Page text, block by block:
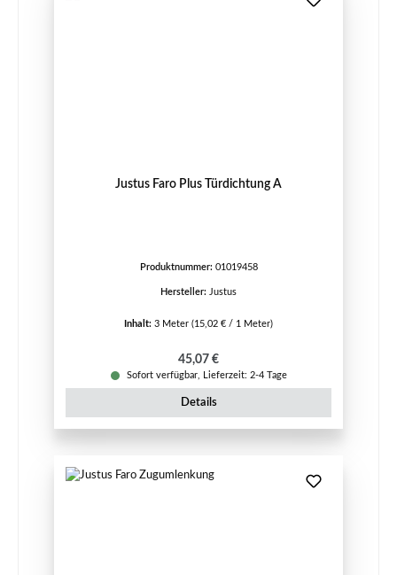
Justus Faro Plus Türdichtung A
Produktnummer: 01019458
Hersteller: Justus
Inhalt: 3 Meter (15,02 € / 1 Meter)
Regulärer Preis:
45,07 €
Sofort verfügbar, Lieferzeit: 2-4 Tage
Details